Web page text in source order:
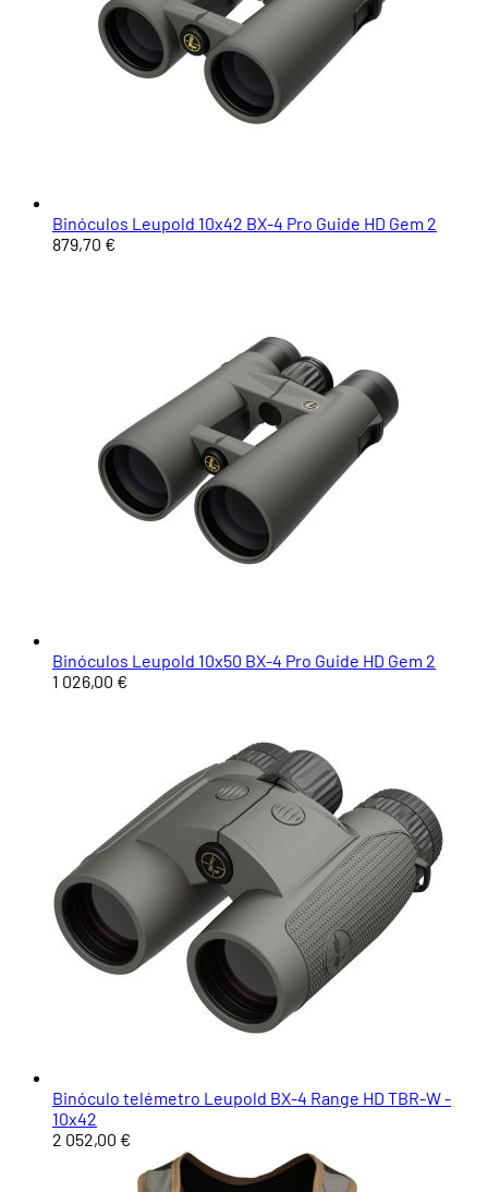
Binóculos Leupold 10x42 BX-4 Pro Guide HD Gem 2
879,70 €
Binóculos Leupold 10x50 BX-4 Pro Guide HD Gem 2
1 026,00 €
Binóculo telémetro Leupold BX-4 Range HD TBR-W -
10x42
2 052,00 €